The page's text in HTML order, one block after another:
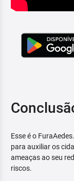
Esse é o
para auxiliar os
ameaças ao seu
riscos.